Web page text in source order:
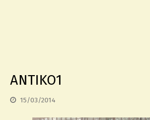
ΑΝΤΙΚΟ1
15/03/2014